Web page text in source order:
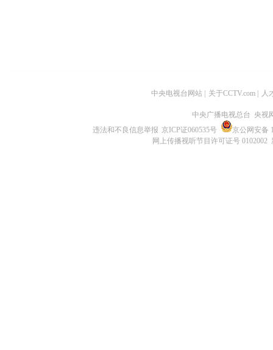
中央电视台网站 关于CCTV.com 人
中央广播电视总台 央视
违法和不良信息举报 京ICP证060535号
京公网安备
网上传播视听节目许可证号 0102002